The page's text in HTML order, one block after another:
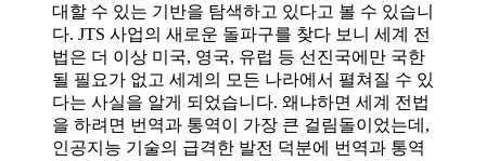
대할 수 있는 기반을 탐색하고 있다고 볼 수 있습니
다. JTS 사업의 새로운 돌파구를 찾다 보니 세계 전
법은 더 이상 미국, 영국, 유럽 등 선진국에만 국한
될 필요가 없고 세계의 모든 나라에서 펼쳐질 수 있
다는 사실을 알게 되었습니다. 왜냐하면 세계 전법
을 하려면 번역과 통역이 가장 큰 걸림돌이었는데,
인공지능 기술의 급격한 발전 덕분에 번역과 통역